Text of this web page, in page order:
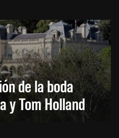
de la boda
y Tom Holland